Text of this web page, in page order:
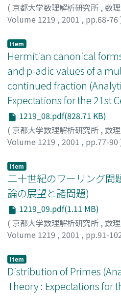
( 京都大学数理解析研究所 , 数
Volume 1219 , 2001 , pp.68-76
Item
Hermitian canonical
and p-adic values of a
continued fraction
Expectations for the 21st
1219_08.pdf(828.71 KB)
( 京都大学数理解析研究所 , 数
Volume 1219 , 2001 , pp.77-90
Item
二十世紀のワーリング問
論の展望と諸問題)
1219_09.pdf(1.11 MB)
( 京都大学数理解析研究所 , 数
Volume 1219 , 2001 , pp.91-
Item
Distribution of Primes
Theory : Expectations for